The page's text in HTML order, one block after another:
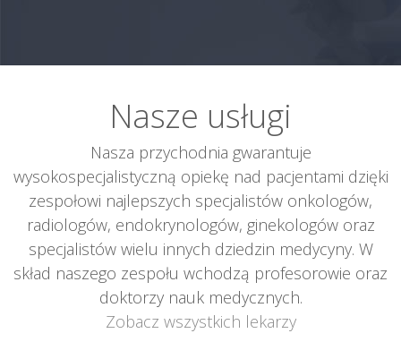
Nasze usługi
Nasza przychodnia gwarantuje
wysokospecjalistyczną opiekę nad pacjentami dzięki
zespołowi najlepszych specjalistów onkologów,
radiologów, endokrynologów, ginekologów oraz
specjalistów wielu innych dziedzin medycyny. W
skład naszego zespołu wchodzą profesorowie oraz
doktorzy nauk medycznych.
Zobacz wszystkich lekarzy